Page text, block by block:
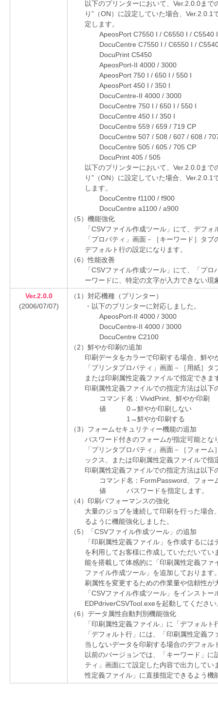
以下のプリンターにおいて、Ver.2.0.0ま
り”（ON）に設定していた場合、Ver.2.0.1
定します。
ApeosPort C7550 I / C6550 I / C5540 I
DocuCentre C7550 I / C6550 I /
DocuPrint C5450
ApeosPort-II 4000 / 3000
ApeosPort 750 I / 650 I / 550 I
ApeosPort 450 I / 350 I
DocuCentre-II 4000 / 3000
DocuCentre 750 I / 650 I / 550 I
DocuCentre 450 I / 350 I
DocuCentre 559 / 659 / 719 CP
DocuCentre 507 / 508 / 607 / 608 /
DocuCentre 505 / 605 / 705 CP
DocuPrint 405 / 505
以下のプリンターにおいて、Ver.2.0.0ま
り”（ON）に設定していた場合、Ver.2.0.1
します。
DocuCentre f1100 / f900
DocuCentre a1100 / a900
（5）機能強化
「CSVファイル作成ツール」にて、デフ
「プロパティ」画面－［キーワード］タ
デフォルト行の設定になります。
（6）性能改善
「CSVファイル作成ツール」にて、「プ
ーワードに、特定の文字が入力できない現
Ver.2.0.0
(2006/07/07)
（1）対応機種（プリンター）
・以下のプリンターに対応しました。
ApeosPort-II 4000 / 3000
DocuCentre-II 4000 / 3000
DocuCentre C2100
（2）鮮やか印刷の追加
印刷データをカラーで印刷する場合、鮮
「プリンタプロパティ」画面－［用紙］
または印刷属性定義ファイルで指定できま
印刷属性定義ファイルでの指定方法は以下
コマンド名：VividPrint、鮮やか印刷
値 0→鮮やか印刷しない
1→鮮やか印刷する
（3）フォームセキュリティー機能の追加
パスワード付きのフォームが指定可能とな
「プリンタプロパティ」画面－［フォー
ックス、または印刷属性定義ファイルで指
印刷属性定義ファイルでの指定方法は以下
コマンド名：FormPassword、フォー
値 パスワードを指定します。
（4）印刷パフォーマンスの強化
大量のジョブを連続して印刷を行った場
るように機能強化しました。
（5）「CSVファイル作成ツール」の追加
「印刷属性定義ファイル」を作成するに
を利用してお客様に作成していただいて
能を搭載して体感的に「印刷属性定義フ
ファイル作成ツール」を追加しておりま
刷属性を変更するための作業量や信頼性が
「CSVファイル作成ツール」をインスト
EDPdriverCSVTool.exeを起動してください
（6）データ属性自動判別機能強化
「印刷属性定義ファイル」に「デフォル
「デフォルト行」には、「印刷属性定義
当しないデータを印刷する場合のデフォル
以前のバージョンでは、「キーワード」
ティ」画面にて設定した内容で出力して
性定義ファイル」に直接指定できるよう機